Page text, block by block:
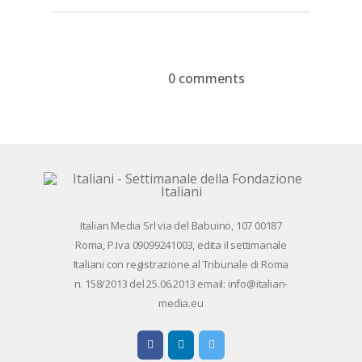
0 comments
Devi essere connesso per inviare un
commento.
Ita­lian Me­dia Srl via del Ba­bui­no, 107 00187
Roma, P.Iva 09099241003, edi­ta il set­ti­ma­na­le
Ita­lia­ni con re­gi­stra­zio­ne al Tri­bu­na­le di Roma
n. 158/​2013 del 25.06.2013 email: info@ita­lian­
me­dia.eu